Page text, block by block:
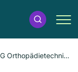
Orthopädietechnik